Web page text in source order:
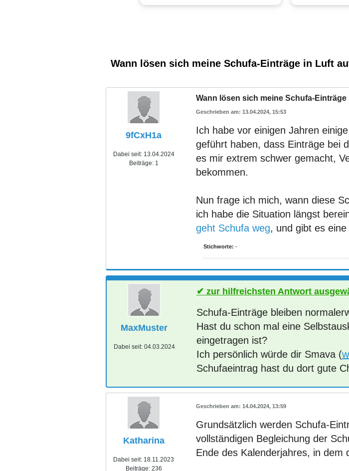
Wann lösen sich meine Schufa-Einträge in Luft
9fCxH1a
Dabei seit: 13.04.2024
Beiträge: 1
Wann lösen sich meine Schufa-Einträge
13.04.2024, 15:53
Ich habe vor einigen Jahren
geführt haben, dass Einträge bei
es mir extrem schwer gemacht,
bekommen.
Nun frage ich mich, wann diese
ich habe die Situation längst
geht Schufa weg, und gibt es
Stichworte: -
MaxMuster
Dabei seit: 04.03.2024
zur hilfreichsten Antwort
Schufa-Einträge bleiben
Hast du schon mal eine
eingetragen ist?
Ich persönlich würde dir Smava (
Schufaeintrag hast du dort gute
Katharina
Dabei seit: 18.11.2023
Beiträge: 236
14.04.2024, 13:59
Grundsätzlich werden Schufa-
vollständigen Begleichung der
Ende des Kalenderjahres, in dem